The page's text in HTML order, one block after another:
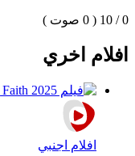
0 / 10 ( 0 صوت )
افلام اخري
افلام اجنبي